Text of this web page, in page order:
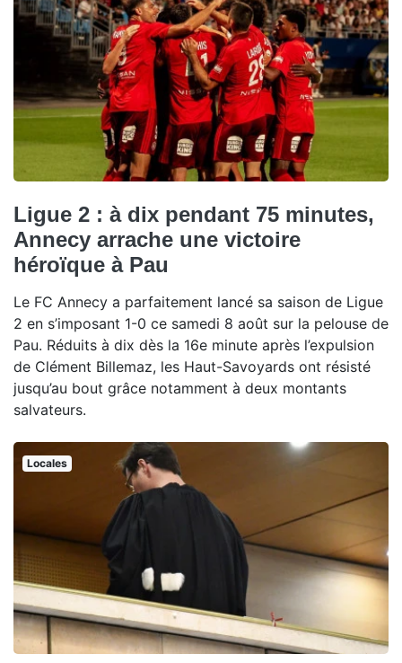
Ligue 2 : à dix pendant 75 minutes,
Annecy arrache une victoire
héroïque à Pau
Le FC Annecy a parfaitement lancé sa saison de Ligue
2 en s’imposant 1-0 ce samedi 8 août sur la pelouse de
Pau. Réduits à dix dès la 16e minute après l’expulsion
de Clément Billemaz, les Haut-Savoyards ont résisté
jusqu’au bout grâce notamment à deux montants
salvateurs.
Locales